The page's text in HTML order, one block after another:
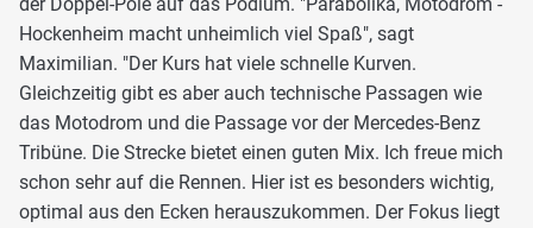
Hockenheim macht unheimlich viel Spaß", sagt
Maximilian. "Der Kurs hat viele schnelle Kurven.
Gleichzeitig gibt es aber auch technische Passagen wie
das Motodrom und die Passage vor der Mercedes-Benz
Tribüne. Die Strecke bietet einen guten Mix. Ich freue mich
schon sehr auf die Rennen. Hier ist es besonders wichtig,
optimal aus den Ecken herauszukommen. Der Fokus liegt